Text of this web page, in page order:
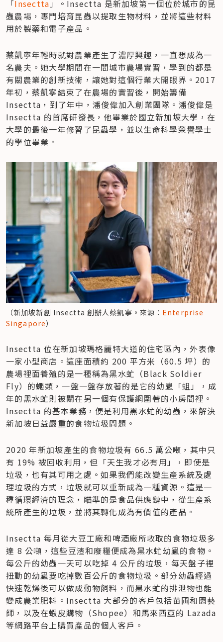
「Insectta 」。Insectta 是新加坡第一個位於城市的昆
蟲農場，專門培育昆蟲以提取生物材料，並將這些材料
用於製藥和電子產品。
蔡凱寧年輕時就對農業產生了濃厚興趣，一直想成為一
名農夫。她大學期間在一間城市農場實習，學到的都是
有關農業的創新技術，讓她對這個行業大開眼界。2017
年初，蔡凱寧結束了在農場的實習後，開始籌備
Insectta，到了年中，潘俊偉加入創業團隊。潘俊偉是
Insectta 的首席研發長，他畢業於國立新加坡大學，在
大學的最後一年修習了昆蟲學，並以生命科學榮譽學士
的學位畢業。
（新加坡新創 Insectta 創辦人蔡凱寧。來源： Enterprise
Singapore）
Insectta 位在新加坡瑪格麗特大道的住宅區內，外表像
一家小型商店。這座面積約 200 平方米（60.5 坪）的
農場裡面養殖的是一種稱為黑水虻（Black Soldier
Fly）的蠅類，一盤一盤存放著的是它的幼蟲「蛆」，成
年的黑水虻則被關在另一個有保護網圍著的小房間裡。
Insectta 的基本業務，便是利用黑水虻的幼蟲，來解決
新加坡日益嚴重的食物垃圾問題。
2020 年新加坡產生的食物垃圾有 66.5 萬公噸，其中只
有 19% 被回收利用，但「天生我才必有用」，即使是
垃圾，也有其可用之處。如果我們能改變生產系統及處
理垃圾的方式，垃圾就可以重新成為一種資源。這是一
種循環經濟的理念，瞄準的是食品供應鏈中，從生產系
統所產生的垃圾，並將其轉化成為有價值的產品。
Insectta 每月從大豆工廠和啤酒廠所收取的食物垃圾多
達 8 公噸，這些豆渣和廢糧便成為黑水虻幼蟲的食物。
每公斤的幼蟲一天可以吃掉 4 公斤的垃圾，每天盤子裡
扭動的幼蟲要吃掉數百公斤的食物垃圾。部分幼蟲經過
快速乾燥後可以做成動物飼料，而黑水虻的排泄物也能
變成農業肥料。Insectta 大部分的客戶包括苗圃和園藝
師，以及在蝦皮購物（Shopee）和馬來西亞的 Lazada
等網路平台上購買產品的個人客戶。